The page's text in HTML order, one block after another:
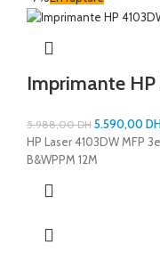
Imprimante HP
5.988,00DH 5.590,00
HP Laser 4103DW MFP
B&WPPM 12M